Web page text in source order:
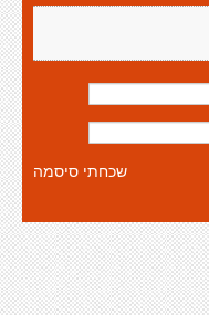
שכחתי סיסמה